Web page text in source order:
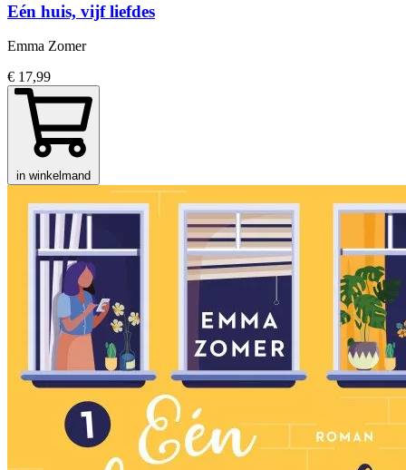
Eén huis, vijf liefdes
Emma Zomer
€ 17,99
in winkelmand